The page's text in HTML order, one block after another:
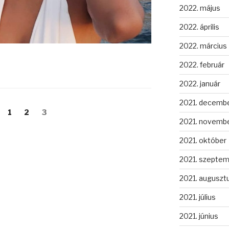
Oldal
1 Oldal
2 Oldal
3
2022. május
2022. április
2022. március
2022. február
2022. január
2021.
2021.
2021. október
2021.
2021.
2021. július
2021. június